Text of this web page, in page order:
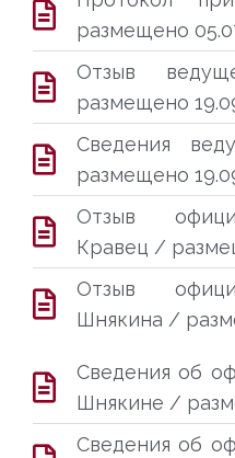
размещено
Отзыв
размещено
Сведения
размещено
Отзыв
Кравец /
Отзыв
Шнякина /
Сведения об
Шнякине /
Сведения об